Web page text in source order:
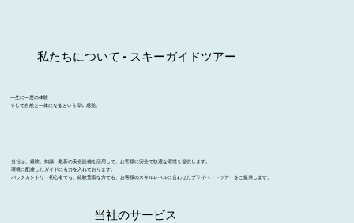
私たちについて - スキーガイドツアー
当社は、経験、知識、最新の安全設備を活用して、お客様に安全で快適な環境を提供します。
環境に配慮したガイドにも力を入れております。
バックカントリー初心者でも、経験豊富な方でも、お客様のスキルレベルに合わせたプライベートツアーをご提供します。
一生に一度の体験
そして自然と一体になるという深い感覚。
当社のサービス